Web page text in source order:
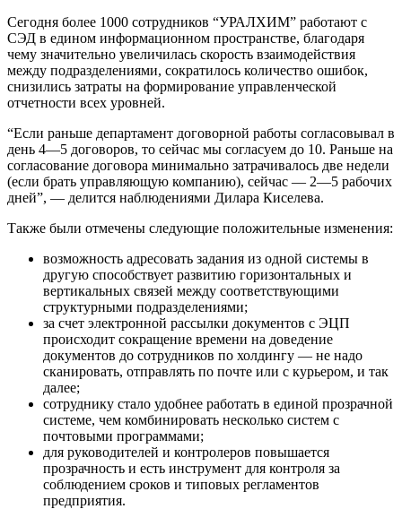
Сегодня более 1000 сотрудников “УРАЛХИМ” работают с
СЭД в едином информационном пространстве, благодаря
чему значительно увеличилась скорость взаимодействия
между подразделениями, сократилось количество ошибок,
снизились затраты на формирование управленческой
отчетности всех уровней.
“Если раньше департамент договорной работы согласовывал в
день 4—5 договоров, то сейчас мы согласуем до 10. Раньше на
согласование договора минимально затрачивалось две недели
(если брать управляющую компанию), сейчас — 2—5 рабочих
дней”, — делится наблюдениями Дилара Киселева.
Также были отмечены следующие положительные изменения:
возможность адресовать задания из одной системы в
другую способствует развитию горизонтальных и
вертикальных связей между соответствующими
структурными подразделениями;
за счет электронной рассылки документов с ЭЦП
происходит сокращение времени на доведение
документов до сотрудников по холдингу — не надо
сканировать, отправлять по почте или с курьером, и так
далее;
сотруднику стало удобнее работать в единой прозрачной
системе, чем комбинировать несколько систем с
почтовыми программами;
для руководителей и контролеров повышается
прозрачность и есть инструмент для контроля за
соблюдением сроков и типовых регламентов
предприятия.